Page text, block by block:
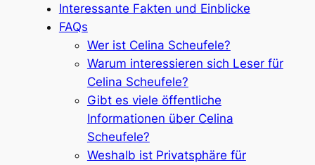
Interessante Fakten und Einblicke
FAQs
Wer ist Celina Scheufele?
Warum interessieren sich Leser für
Celina Scheufele?
Gibt es viele öffentliche
Informationen über Celina
Scheufele?
Weshalb ist Privatsphäre für